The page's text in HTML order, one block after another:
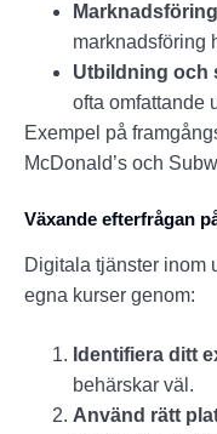
marknadsföring
Utbildning och
ofta omfattande
Exempel på
McDonald’s och
Växande efterfrågan
Digitala tjänster inom
egna kurser genom:
Identifiera ditt
behärskar väl.
Använd rätt